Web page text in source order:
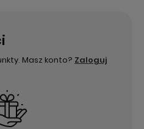
Masz konto? Zaloguj